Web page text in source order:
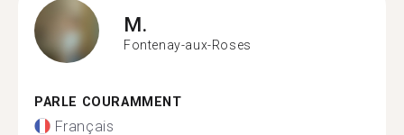
M.
Fontenay-aux-Roses
PARLE COURAMMENT
Français